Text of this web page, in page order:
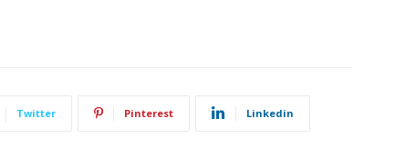
Twitter Pinterest Linkedin